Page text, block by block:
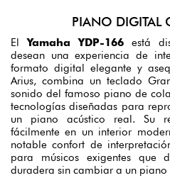
PIANO DIGITAL
ElYamaha YDP-166 está
desean una experiencia de
formato digital elegante y
Arius, combina un teclado
sonido del famoso piano de
tecnologías diseñadas para
un piano acústico real. Su
fácilmente en un interior
notable confort de
para músicos exigentes que
duradera sin cambiar a un piano